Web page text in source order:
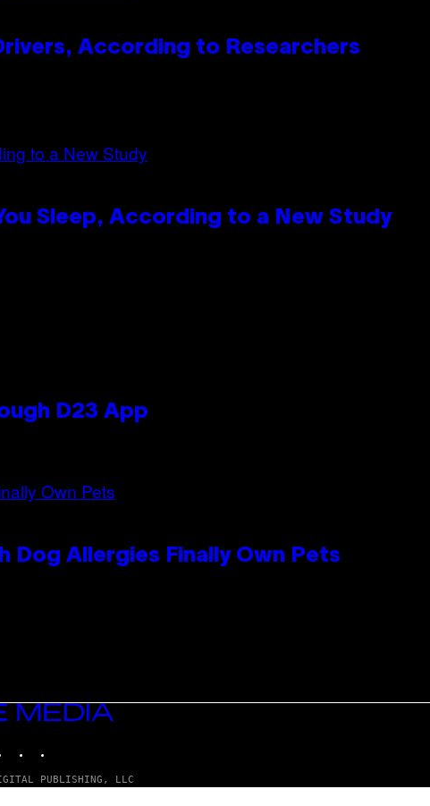
According to Researchers
Sleep, According to a New Study
D23 App
Dog Allergies Finally Own Pets
PUBLISHING, LLC